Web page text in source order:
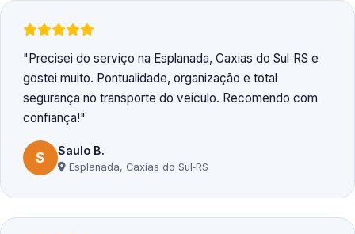
Precisei do serviço na Esplanada, Caxias do Sul‑RS e
gostei muito. Pontualidade, organização e total
segurança no transporte do veículo. Recomendo com
confiança!
S Saulo B.
Esplanada, Caxias do Sul‑RS